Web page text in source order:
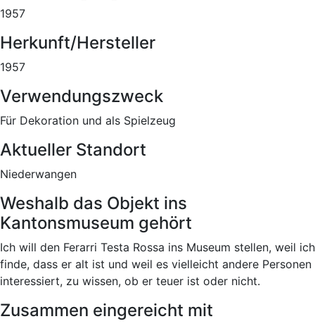
1957
Herkunft/Hersteller
1957
Verwendungszweck
Für Dekoration und als Spielzeug
Aktueller Standort
Niederwangen
Weshalb das Objekt ins
Kantonsmuseum gehört
Ich will den Ferarri Testa Rossa ins Museum stellen, weil ich
finde, dass er alt ist und weil es vielleicht andere Personen
interessiert, zu wissen, ob er teuer ist oder nicht.
Zusammen eingereicht mit